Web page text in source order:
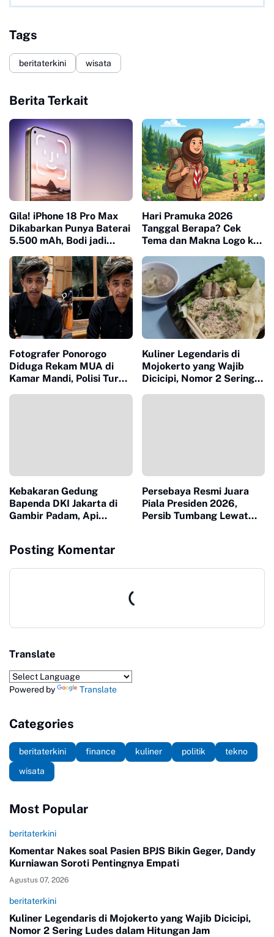
Tags
beritaterkini wisata
Berita Terkait
Gila! iPhone 18 Pro Max
Dikabarkan Punya Baterai
5.500 mAh, Bodi jadi
Hari Pramuka 2026
Tanggal Berapa? Cek
Tema dan Makna Logo ke-
Fotografer Ponorogo
Diduga Rekam MUA di
Kamar Mandi, Polisi Turun
Kuliner Legendaris di
Mojokerto yang Wajib
Dicicipi, Nomor 2 Sering
Kebakaran Gedung
Bapenda DKI Jakarta di
Gambir Padam, Api
Persebaya Resmi Juara
Piala Presiden 2026,
Persib Tumbang Lewat
Posting Komentar
Translate
Powered by Translate
Categories
beritaterkini finance kuliner politik
tekno
wisata
Most Popular
beritaterkini
Komentar Nakes soal Pasien BPJS Bikin Geger, Dandy
Kurniawan Soroti Pentingnya Empati
Agustus 07, 2026
beritaterkini
Kuliner Legendaris di Mojokerto yang Wajib Dicicipi,
Nomor 2 Sering Ludes dalam Hitungan Jam